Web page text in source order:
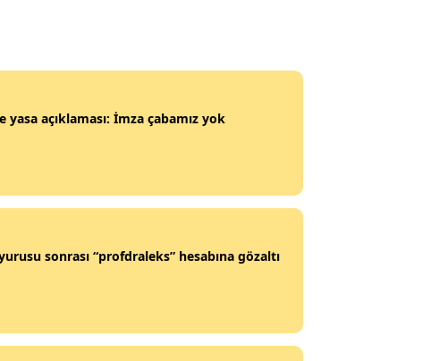
yasa açıklaması: İmza çabamız yok
sonrası “profdraleks” hesabına gözaltı